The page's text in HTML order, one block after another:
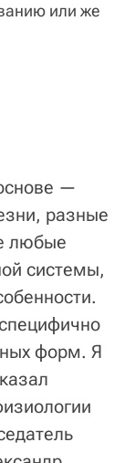
или же
—
разные
любые
системы,
форм. Я